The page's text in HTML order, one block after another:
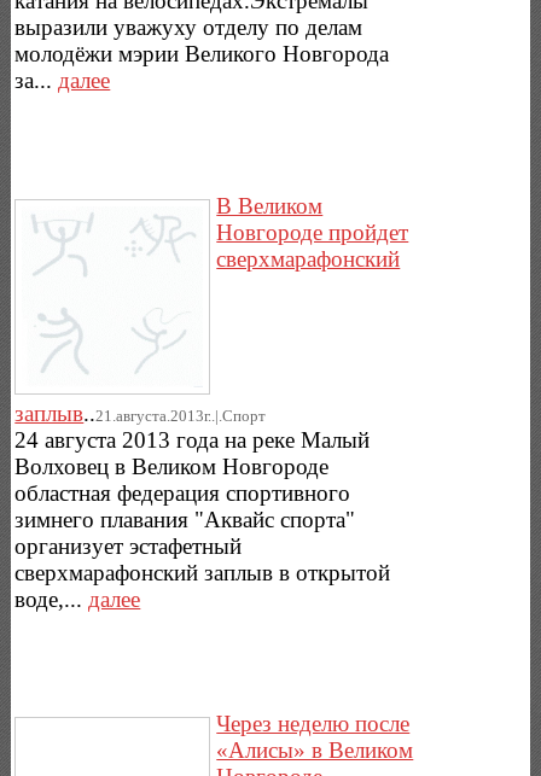
выразили уважуху отделу по делам
молодёжи мэрии Великого Новгорода
за...далее
В Великом
Новгороде пройдет
сверхмарафонский
заплыв..21.августа.2013г..|.Спорт
24 августа 2013 года на реке Малый
Волховец в Великом Новгороде
областная федерация спортивного
зимнего плавания "Аквайс спорта"
организует эстафетный
сверхмарафонский заплыв в открытой
воде,... далее
Через неделю после
«Алисы» в Великом